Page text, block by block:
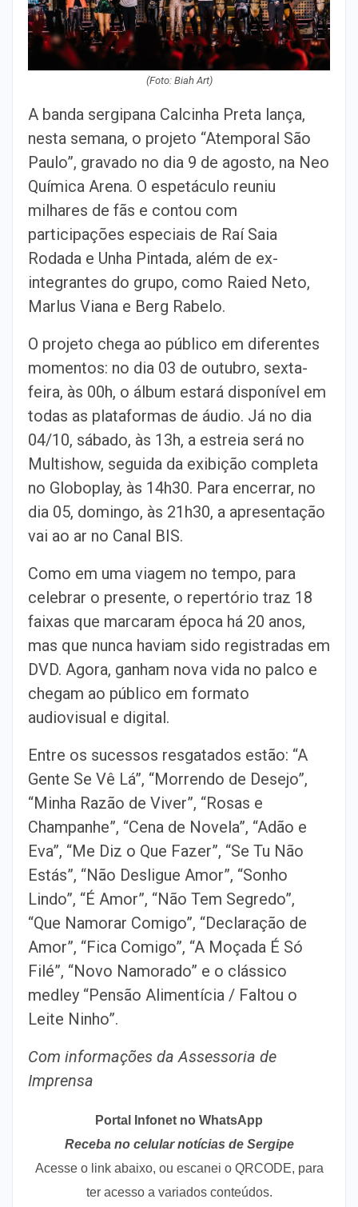
(Foto: Biah Art)
A banda sergipana Calcinha Preta lança,
nesta semana, o projeto “Atemporal São
Paulo”, gravado no dia 9 de agosto, na Neo
Química Arena. O espetáculo reuniu
milhares de fãs e contou com
participações especiais de Raí Saia
Rodada e Unha Pintada, além de ex-
integrantes do grupo, como Raied Neto,
Marlus Viana e Berg Rabelo.
O projeto chega ao público em diferentes
momentos: no dia 03 de outubro, sexta-
feira, às 00h, o álbum estará disponível em
todas as plataformas de áudio. Já no dia
04/10, sábado, às 13h, a estreia será no
Multishow, seguida da exibição completa
no Globoplay, às 14h30. Para encerrar, no
dia 05, domingo, às 21h30, a apresentação
vai ao ar no Canal BIS.
Como em uma viagem no tempo, para
celebrar o presente, o repertório traz 18
faixas que marcaram época há 20 anos,
mas que nunca haviam sido registradas em
DVD. Agora, ganham nova vida no palco e
chegam ao público em formato
audiovisual e digital.
Entre os sucessos resgatados estão: “A
Gente Se Vê Lá”, “Morrendo de Desejo”,
“Minha Razão de Viver”, “Rosas e
Champanhe”, “Cena de Novela”, “Adão e
Eva”, “Me Diz o Que Fazer”, “Se Tu Não
Estás”, “Não Desligue Amor”, “Sonho
Lindo”, “É Amor”, “Não Tem Segredo”,
“Que Namorar Comigo”, “Declaração de
Amor”, “Fica Comigo”, “A Moçada É Só
Filé”, “Novo Namorado” e o clássico
medley “Pensão Alimentícia / Faltou o
Leite Ninho”.
Com informações da Assessoria de
Imprensa
Portal Infonet no WhatsApp
Receba no celular notícias de Sergipe
Acesse o link abaixo, ou escanei o QRCODE, para
ter acesso a variados conteúdos.